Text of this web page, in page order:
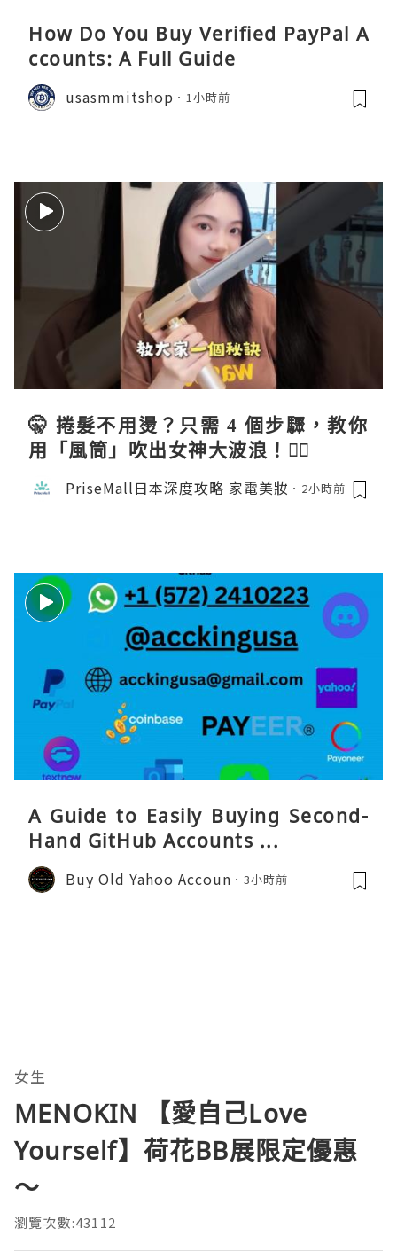
How Do You Buy Verified PayPal A
ccounts: A Full Guide
usasmmitshop 1小時前
🤫 捲髮不用燙？只需 4 個步驟，教你
用「風筒」吹出女神大波浪！💇‍♀️
PriseMall日本深度攻略 家電美妝 2小時前
A Guide to Easily Buying Second-
Hand GitHub Accounts ...
Buy Old Yahoo Accoun 3小時前
女生
MENOKIN 【愛自己Love
Yourself】荷花BB展限定優惠
～
瀏覽次數:43112